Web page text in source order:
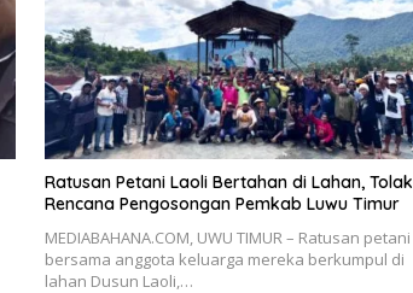
Ratusan Petani Laoli Bertahan di Lahan, Tolak
Rencana Pengosongan Pemkab Luwu Timur
MEDIABAHANA.COM, UWU TIMUR – Ratusan petani
bersama anggota keluarga mereka berkumpul di
lahan Dusun Laoli,…